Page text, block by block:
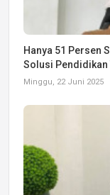
Hanya 51 Persen
Solusi Pendidikan
Minggu, 22 Juni 2025